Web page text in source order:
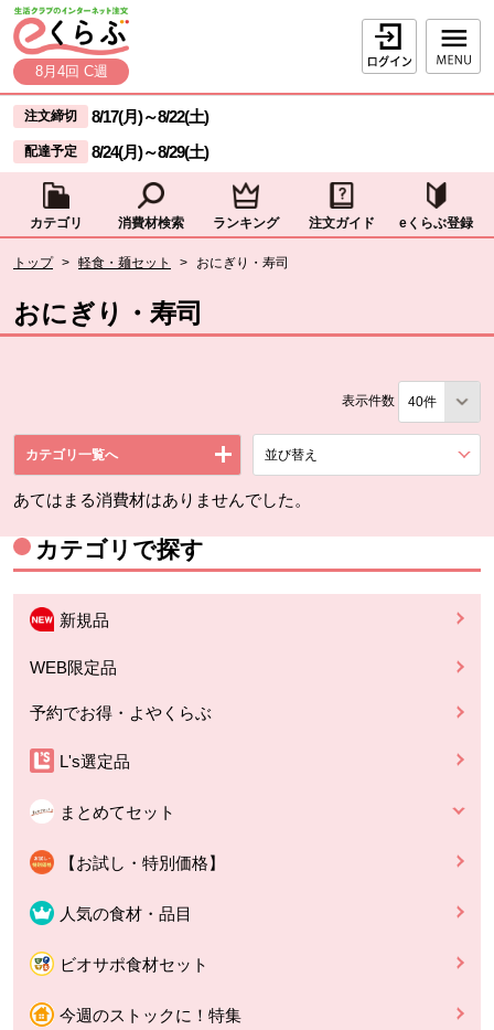
ページの先頭です。
本文へジャンプする。
8月4回 C週
ログイン
ここからサイト内共通メニューです。
サイト内共通メニューをスキップする
注文締切 8/17(月)～8/22(土)
配達予定 8/24(月)～8/29(土)
カテゴリ 消費材検索 ランキング 注文ガイド eくらぶ登録
トップ > 軽食・麺セット > おにぎり・寿司
おにぎり・寿司
表示件数
カテゴリ一覧へ 並び替え
あてはまる消費材はありませんでした。
カテゴリで探す
新規品
WEB限定品
予約でお得・よやくらぶ
L's選定品
まとめてセット
【お試し・特別価格】
人気の食材・品目
ビオサポ食材セット
今週のストックに！特集